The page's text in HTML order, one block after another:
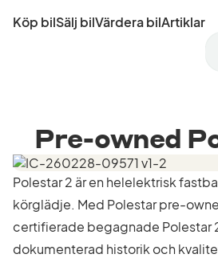
tillKöp bilSälj bilVärdera bilArtiklar
Pre-owned
Polestar 2 är en helelektrisk
körglädje. Med Polestar pre-
certifierade begagnade Polestar
dokumenterad historik och